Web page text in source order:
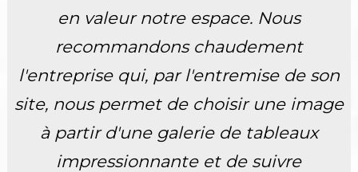
en valeur notre espace. Nous
recommandons chaudement
l'entreprise qui, par l'entremise de son
site, nous permet de choisir une image
à partir d'une galerie de tableaux
impressionnante et de suivre